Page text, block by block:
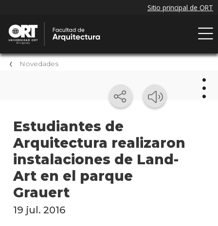
Novedades
Estudiantes de
Arquitectura realizaron
instalaciones de Land-
Art en el parque
Grauert
19 jul. 2016